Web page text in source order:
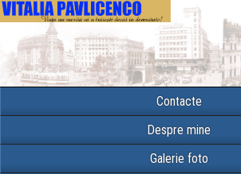
Contacte
Despre mine
Galerie foto